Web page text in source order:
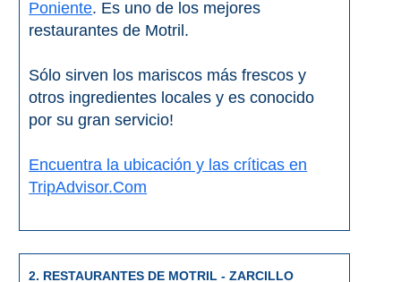
Kayak
Lanchas
Parapente
Aventura
Senderismo
Poniente. Es uno de los mejores
restaurantes de Motril.
Sólo sirven los mariscos más frescos y
otros ingredientes locales y es conocido
por su gran servicio!
Encuentra la ubicación y las críticas en
TripAdvisor.Com
2. RESTAURANTES DE MOTRIL - ZARCILLO